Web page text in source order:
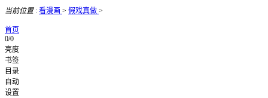
当前位置: 看漫画 > 假戏真做 >
首页
0/0
亮度
书签
目录
自动
设置